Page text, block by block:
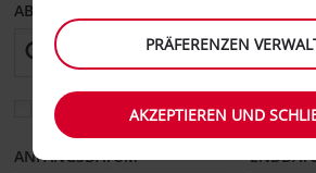
ABHOLEN VON
Eine andere Rückgabestation
ANFANGSDATUM
PRÄFERENZEN
AKZEPTIEREN UND